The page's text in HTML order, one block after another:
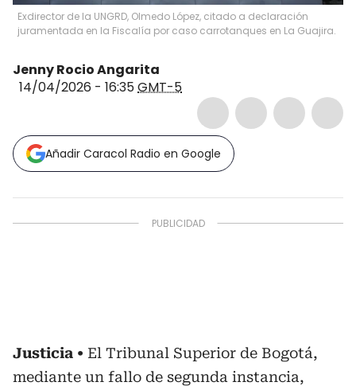
Exdirector de la UNGRD, Olmedo López, citado a declaración
juramentada en la Fiscalía por caso carrotanques en La Guajira.
Jenny Rocio Angarita
14/04/2026 - 16:35GMT-5
Añadir Caracol Radio en Google
Justicia
El Tribunal Superior de Bogotá,
mediante un fallo de segunda instancia,